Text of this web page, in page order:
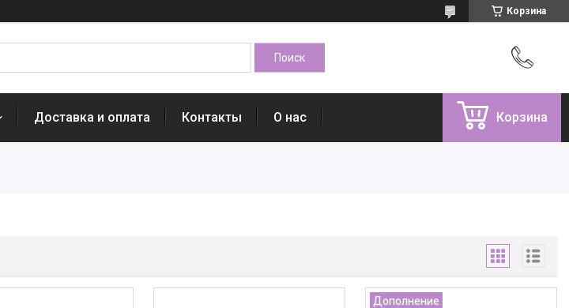
Корзина
Доставка и оплата Контакты О нас Корзина
Дополнение